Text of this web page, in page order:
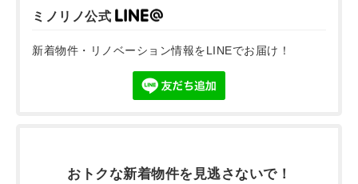
ミノリノ公式
新着物件・リノベーション情報をLINEでお届け！
おトクな新着物件を 見逃さないで！